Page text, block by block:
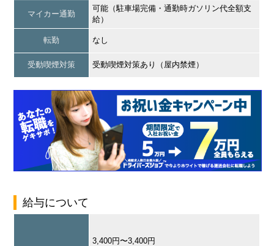
マイカー通勤
可能（駐車場完備・通勤時ガソリン代全額支
給）
転勤 なし
受動喫煙対策 受動喫煙対策あり（屋内禁煙）
給与について
3,400円〜3,400円